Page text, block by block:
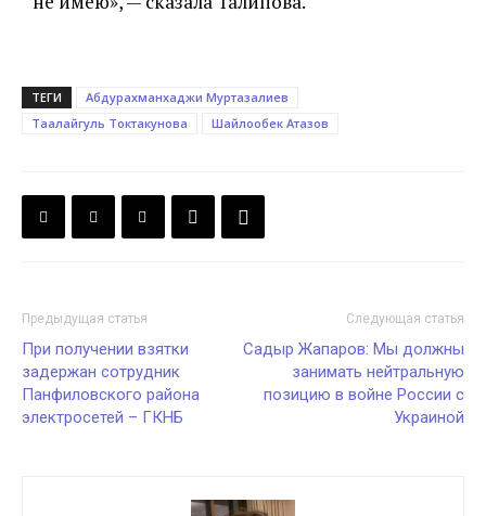
ТЕГИ
Абдурахманхаджи Муртазалиев
Таалайгуль Токтакунова
Шайлообек Атазов
Предыдущая статья
При получении взятки
задержан сотрудник
Панфиловского района
электросетей – ГКНБ
Следующая статья
Садыр Жапаров: Мы должны
занимать нейтральную
позицию в войне России с
Украиной